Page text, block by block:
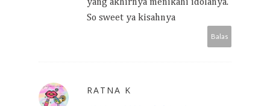
yang akhirnya menikahi idolanya.
So sweet ya kisahnya
Balas
RATNA K